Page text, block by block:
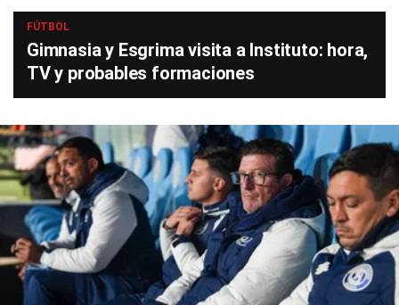
FÚTBOL
Gimnasia y Esgrima visita a Instituto: hora,
TV y probables formaciones